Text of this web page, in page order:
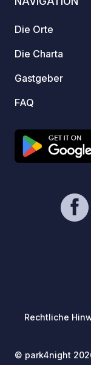
Die Orte
Die Charta
Gastgeber
FAQ
Rechtliche
© park4night